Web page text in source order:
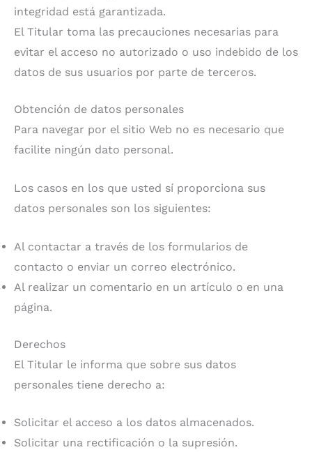
integridad está garantizada.
El Titular toma las precauciones necesarias para
evitar el acceso no autorizado o uso indebido de los
datos de sus usuarios por parte de terceros.
Obtención de datos personales
Para navegar por el sitio Web no es necesario que
facilite ningún dato personal.
Los casos en los que usted sí proporciona sus
datos personales son los siguientes:
Al contactar a través de los formularios de
contacto o enviar un correo electrónico.
Al realizar un comentario en un artículo o en una
página.
Derechos
El Titular le informa que sobre sus datos
personales tiene derecho a:
Solicitar el acceso a los datos almacenados.
Solicitar una rectificación o la supresión.